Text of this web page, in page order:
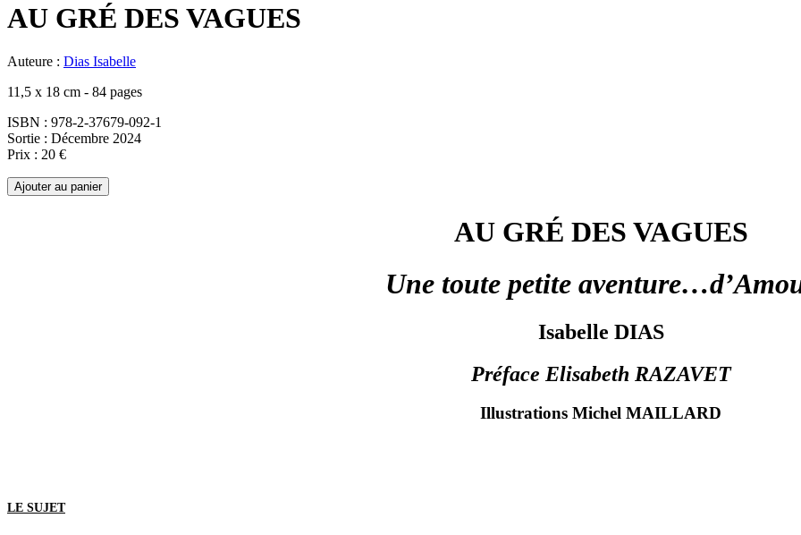
AU GRÉ DES VAGUES
Auteure : Dias Isabelle
11,5 x 18 cm - 84 pages
ISBN : 978-2-37679-092-1
Sortie : Décembre 2024
Prix : 20 €
AU GRÉ DES VAGUES
Une toute petite
Isabelle DIAS
Préface Elisabeth RAZAVET
Illustrations Michel MAILLARD
LE SUJET